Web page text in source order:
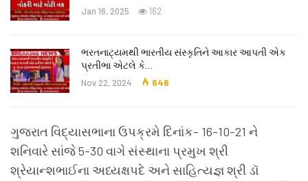
Jan 16, 2025 162
ભરતનાટ્યમથી ભારતીય સંસ્કૃતિને આકાર આપતી એક
પ્રતીભા એટલે કે‌…
Nov 22, 2024 646
ગુજરાત વિદ્યાસભાના ઉપક્રમે દિનાંક- 16-10-21 ને
શનિવારે સાંજે 5-30 વાગે સંસ્થાના પ્રમુખ શ્રી
શ્રેયાન્શભાઈના અધ્યક્ષપદે અને સાહિત્યજ્ઞ શ્રી ડૉ